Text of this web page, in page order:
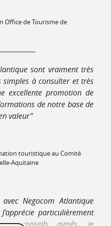
Office de Tourisme de
sont vraiment très
à consulter et très
excellente promotion de
de notre base de
valeur"
touristique au Comité
Aquitaine
Negocom Atlantique
particulièrement
conseils avisés, je